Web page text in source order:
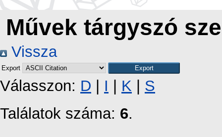
Művek tárgyszó
Vissza
Export
Válasszon: D I K
S
Találatok száma: 6.